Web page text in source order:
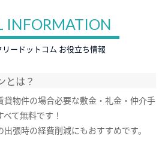
INFORMATION
ードットコム お役立ち情報
とは？
貸物件の場合必要な敷金・礼金・仲介手
て無料です！
出張時の経費削減にもおすすめです。